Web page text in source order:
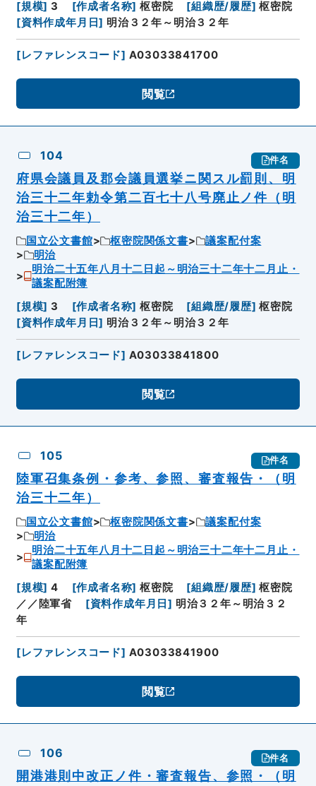
[規模] 3 [作成者名称] 枢密院 [組織歴/履歴] 枢密院
[資料作成年月日] 明治３２年～明治３２年
[レファレンスコード] A03033841700
閲覧
104 件名
府県会議員及郡会議員選挙ニ関スル罰則、明
治三十二年勅令第二百七十八号廃止ノ件（明
治三十二年）
国立公文書館 枢密院関係文書
議案配付案
明治
明治二十五年八月十二日起～明治三十二年十二月止・
議案配附簿
[規模] 3 [作成者名称] 枢密院 [組織歴/履歴] 枢密院
[資料作成年月日] 明治３２年～明治３２年
[レファレンスコード] A03033841800
閲覧
105 件名
陸軍召集条例・参考、参照、審査報告・（明
治三十二年）
国立公文書館 枢密院関係文書
議案配付案
明治
明治二十五年八月十二日起～明治三十二年十二月止・
議案配附簿
[規模] 4 [作成者名称] 枢密院 [組織歴/履歴] 枢密院
／／陸軍省
[資料作成年月日] 明治３２年～明治３２
年
[レファレンスコード] A03033841900
閲覧
106 件名
開港港則中改正ノ件・審査報告、参照・（明